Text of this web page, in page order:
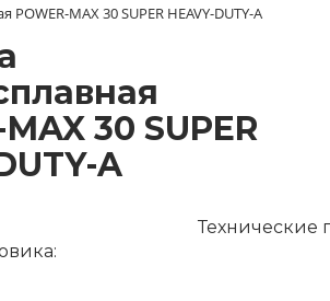
MAX 30 SUPER HEAVY-DUTY-A
30 SUPER
A
Технические